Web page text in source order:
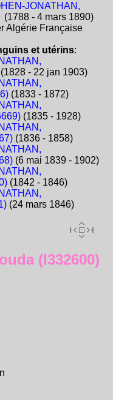
JONATHAN,
- 4 mars 1890)
Algérie Française
et utérins:
- 22 jan 1903)
(1833 - 1872)
(1835 - 1928)
(1836 - 1858)
(6 mai 1839 - 1902)
(1842 - 1846)
(24 mars 1846)
(I332600)